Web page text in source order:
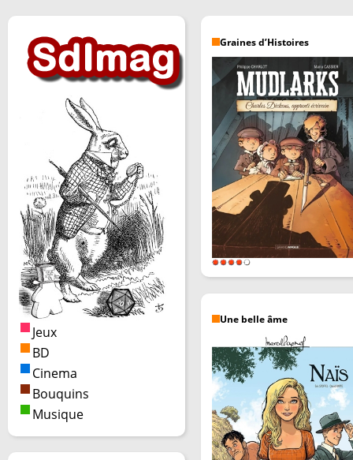
Jeux
BD
Cinema
Bouquins
Musique
Graines d’Histoires
Une belle âme